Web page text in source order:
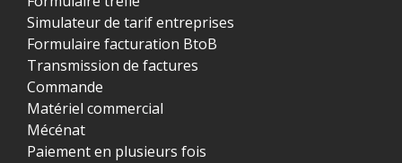
Simulateur de tarif entreprises
Formulaire facturation BtoB
Transmission de factures
Commande
Matériel commercial
Mécénat
Paiement en plusieurs fois